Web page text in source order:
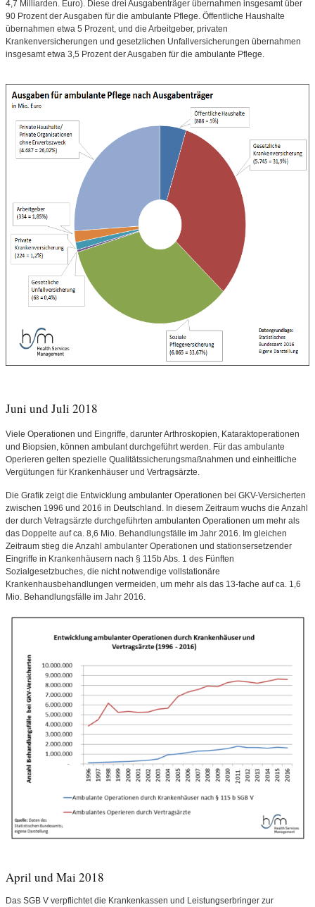
4,7 Milliarden. Euro). Diese drei Ausgabenträger übernahmen insgesamt über
90 Prozent der Ausgaben für die ambulante Pflege. Öffentliche Haushalte
übernahmen etwa 5 Prozent, und die Arbeitgeber, privaten
Krankenversicherungen und gesetzlichen Unfallversicherungen übernahmen
insgesamt etwa 3,5 Prozent der Ausgaben für die ambulante Pflege.
Juni und Juli 2018
Viele Operationen und Eingriffe, darunter Arthroskopien, Kataraktoperationen
und Biopsien, können ambulant durchgeführt werden. Für das ambulante
Operieren gelten spezielle Qualitätssicherungsmaßnahmen und einheitliche
Vergütungen für Krankenhäuser und Vertragsärzte.
Die Grafik zeigt die Entwicklung ambulanter Operationen bei GKV-Versicherten
zwischen 1996 und 2016 in Deutschland. In diesem Zeitraum wuchs die Anzahl
der durch Vetragsärzte durchgeführten ambulanten Operationen um mehr als
das Doppelte auf ca. 8,6 Mio. Behandlungsfälle im Jahr 2016. Im gleichen
Zeitraum stieg die Anzahl ambulanter Operationen und stationsersetzender
Eingriffe in Krankenhäusern nach § 115b Abs. 1 des Fünften
Sozialgesetzbuches, die nicht notwendige vollstationäre
Krankenhausbehandlungen vermeiden, um mehr als das 13-fache auf ca. 1,6
Mio. Behandlungsfälle im Jahr 2016.
April und Mai 2018
Das SGB V verpflichtet die Krankenkassen und Leistungserbringer zur